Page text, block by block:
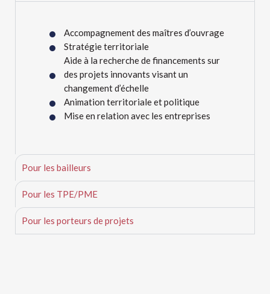
Accompagnement des maîtres d’ouvrage
Stratégie territoriale
Aide à la recherche de financements sur
des projets innovants visant un
changement d’échelle
Animation territoriale et politique
Mise en relation avec les entreprises
Pour les bailleurs
Pour les TPE/PME
Pour les porteurs de projets